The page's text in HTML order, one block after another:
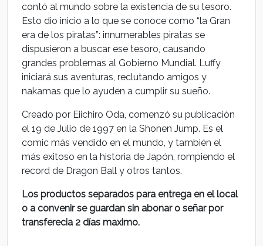
contó al mundo sobre la existencia de su tesoro.
Esto dio inicio a lo que se conoce como “la Gran
era de los piratas”: innumerables piratas se
dispusieron a buscar ese tesoro, causando
grandes problemas al Gobierno Mundial. Luffy
iniciará sus aventuras, reclutando amigos y
nakamas que lo ayuden a cumplir su sueño.
Creado por Eiichiro Oda, comenzó su publicación
el 19 de Julio de 1997 en la Shonen Jump. Es el
comic más vendido en el mundo, y también el
más exitoso en la historia de Japón, rompiendo el
record de Dragon Ball y otros tantos.
Los productos separados para entrega en el local
o a convenir se guardan sin abonar o señar por
transferecia 2 días maximo.